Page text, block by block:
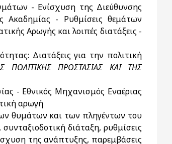
- Ενίσχυση της Διεύθυνσης
Ακαδημίας - Ρυθμίσεις θεμάτων
Αρωγής και λοιπές διατάξεις -
Διατάξεις για την πολιτική
ΠΟΛΙΤΙΚΗΣ ΠΡΟΣΤΑΣΙΑΣ ΚΑΙ ΤΗΣ
- Εθνικός Μηχανισμός Εναέριας
αρωγή
θυμάτων και των πληγέντων του
διάταξη, ρυθμίσεις
της ανάπτυξης, παρεμβάσεις